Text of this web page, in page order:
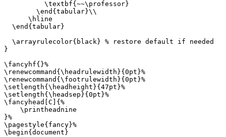
          \textbf{~~\professor}
        \end{tabular}\\
      \hline
  \end{tabular}
  \arrayrulecolor{black} % restore default if needed
}
\fancyhf{}%
\renewcommand{\headrulewidth}{0pt}%
\renewcommand{\footrulewidth}{0pt}%
\setlength{\headheight}{47pt}%
\setlength{\headsep}{0pt}%
\fancyhead[C]{%
    \printheadnine
}%
\pagestyle{fancy}%
\begin{document}